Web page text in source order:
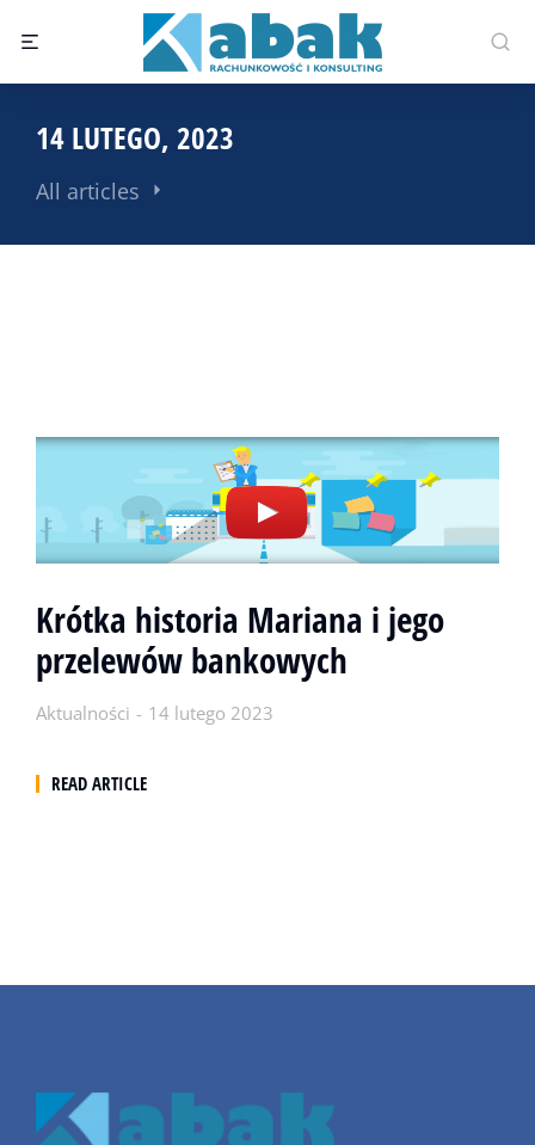
14 LUTEGO, 2023
All articles
Krótka historia Mariana i jego
przelewów bankowych
Aktualności 14 lutego 2023
READ ARTICLE